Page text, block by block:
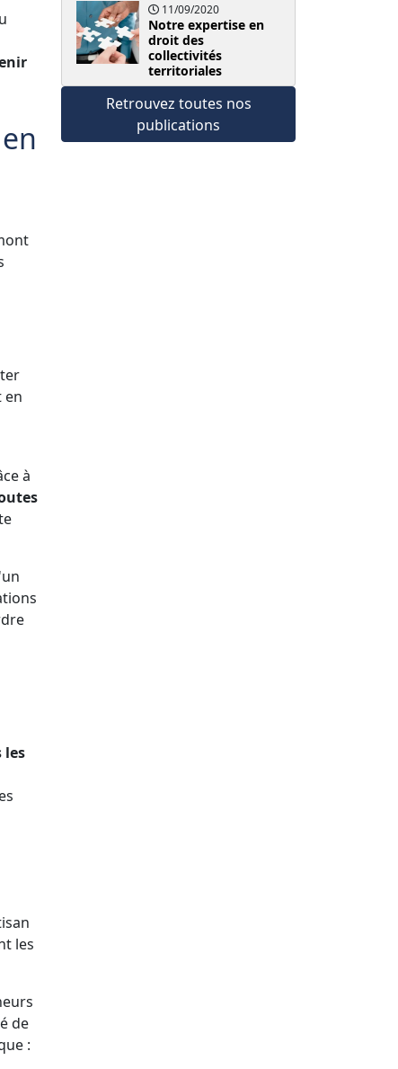
en
à
les
les
de
:
11/09/2020
Notre expertise en
droit des
collectivités
territoriales
Retrouvez toutes nos
publications